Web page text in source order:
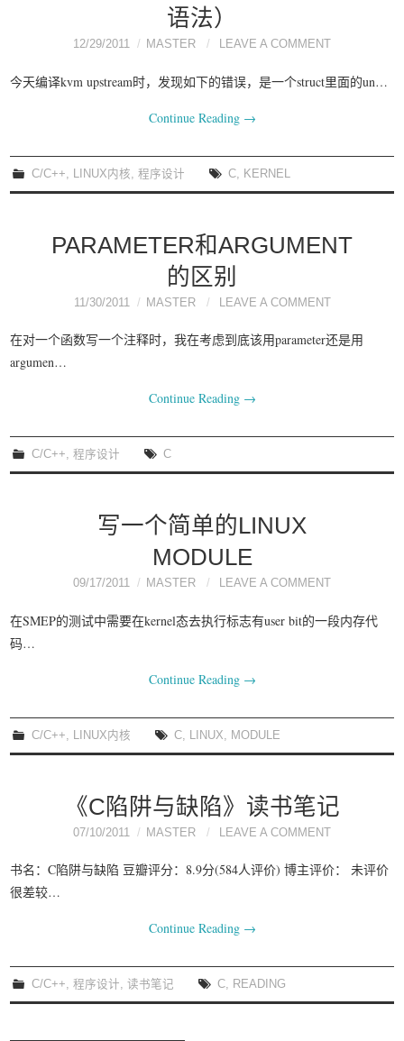
语法）
12/29/2011 MASTER LEAVE A COMMENT
今天编译kvm upstream时，发现如下的错误，是一个struct里面的un…
Continue Reading →
C/C++ LINUX内核 ,程序设计 C KERNEL
PARAMETER和ARGUMENT
的区别
11/30/2011 MASTER LEAVE A COMMENT
在对一个函数写一个注释时，我在考虑到底该用parameter还是用
argumen…
Continue Reading →
C/C++,程序设计 C
写一个简单的LINUX
MODULE
09/17/2011 MASTER LEAVE A COMMENT
在SMEP的测试中需要在kernel态去执行标志有user bit的一段内存代
码…
Continue Reading →
C/C++ LINUX内核 C LINUX MODULE
《C陷阱与缺陷》读书笔记
07/10/2011 MASTER LEAVE A COMMENT
书名：C陷阱与缺陷 豆瓣评分：8.9分(584人评价) 博主评价： 未评价
很差较…
Continue Reading →
C/C++,程序设计,读书笔记 C, READING